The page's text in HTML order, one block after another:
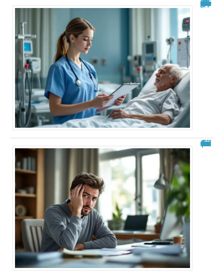
Analyse de situation IFSI : exemple pratique et guide complet
Fourmillements dans la tête : explications